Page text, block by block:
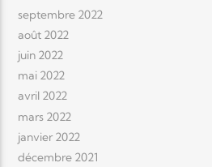
septembre 2022
août 2022
juin 2022
mai 2022
avril 2022
mars 2022
janvier 2022
décembre 2021